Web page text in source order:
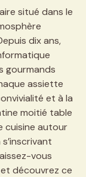
situé dans le
dix ans,
gourmands
assiette
et à la
moitié table
cuisine autour
vous
et découvrez ce